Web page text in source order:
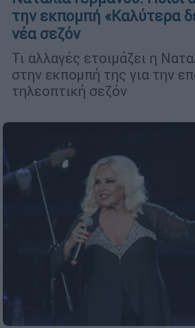
την εκπομπή «Καλύτερα
νέα σεζόν
Τι αλλαγές ετοιμάζει η
στην εκπομπή της για την
τηλεοπτική σεζόν